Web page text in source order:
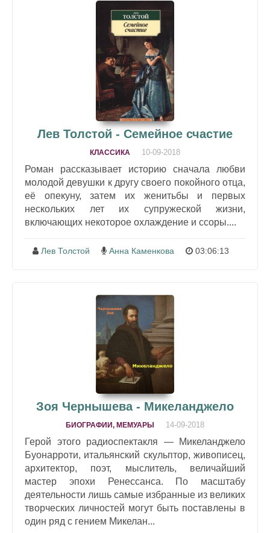
Лев Толстой - Семейное счастие
КЛАССИКА 10-09-2018
Роман рассказывает историю сначала любви
молодой девушки к другу своего покойного отца,
её опекуну, затем их женитьбы и первых
нескольких лет их супружеской жизни,
включающих некоторое охлаждение и ссоры....
Лев Толстой Анна Каменкова 03:06:13
Зоя Чернышева - Микеланджело
БИОГРАФИИ, МЕМУАРЫ 14-09-2018
Герой этого радиоспектакля — Микеланджело
Буонарроти, итальянский скульптор, живописец,
архитектор, поэт, мыслитель, величайший
мастер эпохи Ренессанса. По масштабу
деятельности лишь самые избранные из великих
творческих личностей могут быть поставлены в
один ряд с гением Микелан...